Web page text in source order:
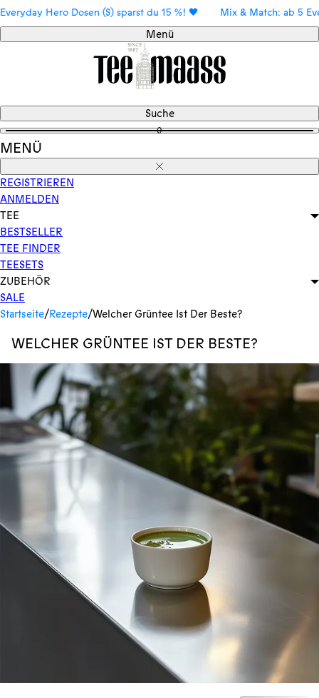
Direkt
zum
Inhalt
Hero Dosen (S) sparst du 15 %! 🖤 Mix & Match: ab 5
Menü
Suche
0
MENÜ
Schließen
REGISTRIEREN
ANMELDEN
TEE
BESTSELLER
TEE FINDER
TEESETS
ZUBEHÖR
SALE
Startseite/Rezepte/Welcher Grüntee Ist Der Beste?
WELCHER GRÜNTEE IST DER BESTE?